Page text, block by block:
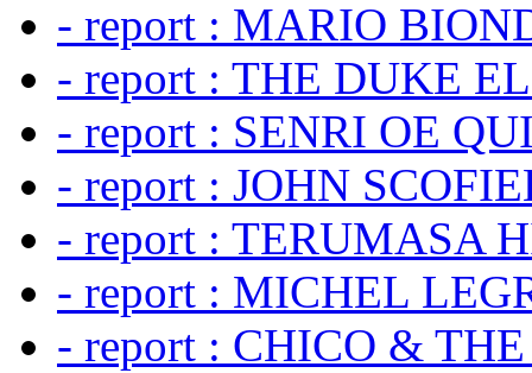
- report : MARIO
- report : THE DUKE
- report : SENRI OE
- report : JOHN
- report : TERUMASA
- report : MICHEL
- report : CHICO &